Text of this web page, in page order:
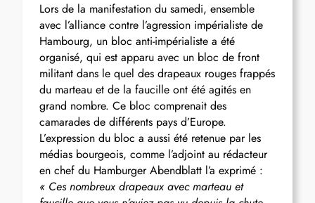
Lors de la manifestation du samedi, ensemble
avec l’alliance contre l’agression impérialiste de
Hambourg, un bloc anti-impérialiste a été
organisé, qui est apparu avec un bloc de front
militant dans le quel des drapeaux rouges frappés
du marteau et de la faucille ont été agités en
grand nombre. Ce bloc comprenait des
camarades de différents pays d’Europe.
L’expression du bloc a aussi été retenue par les
médias bourgeois, comme l’adjoint au rédacteur
en chef du Hamburger Abendblatt l’a exprimé :
« Ces nombreux drapeaux avec marteau et